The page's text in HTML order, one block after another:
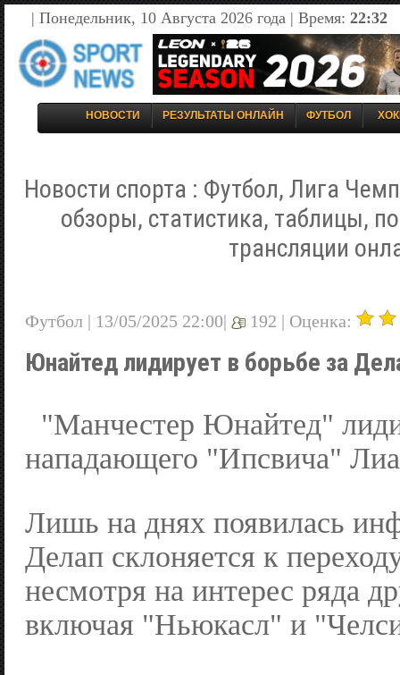
| Понедельник, 10 Августа 2026 года | Время: 22:32
НОВОСТИ РЕЗУЛЬТАТЫ ОНЛАЙН ФУТБОЛ
Новости спорта : Футбол, Лига
обзоры, статистика, таблицы,
трансляции
Футбол | 13/05/2025 22:00| 192 | Оценка:
Юнайтед лидирует в борьбе за
"Манчестер Юнайтед"
нападающего "Ипсвича"
Лишь на днях появилась
Делап склоняется к
несмотря на интерес ряда
включая "Ньюкасл" и